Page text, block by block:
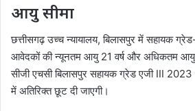
आयु सीमा
छत्तीसगढ़ उच्च न्यायालय, बिलासपुर में सहायक
आवेदकों की न्यूनतम आयु 21 वर्ष और अधिकतम आयु
सीजी एचसी बिलासपुर सहायक ग्रेड एजी III 2023
में अतिरिक्त छूट दी जाएगी।